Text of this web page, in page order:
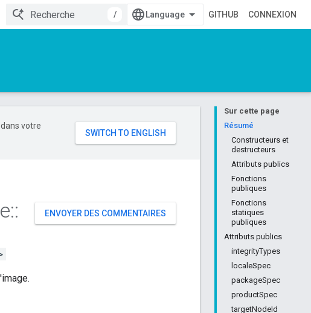
/
GITHUB CONNEXION
Sur cette page
Résumé
Constructeurs et
destructeurs
Attributs publics
Fonctions
publiques
Fonctions
statiques
publiques
Attributs publics
integrityTypes
localeSpec
packageSpec
productSpec
targetNodeId
votre
ENVOYER DES COMMENTAIRES
::